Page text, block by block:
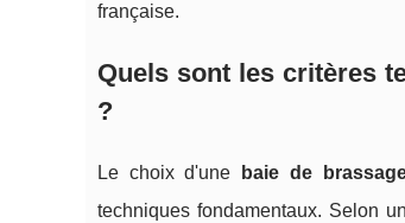
française.
Quels sont les critères
?
Le choix d'une baie de
techniques fondamentaux. Selon